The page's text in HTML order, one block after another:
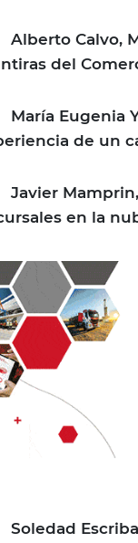
Alberto Calvo,
del
María Eugenia
de un
Javier
en la
Soledad